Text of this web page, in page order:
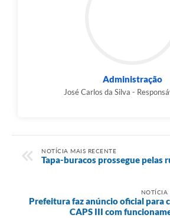
Administração
José Carlos da Silva -
NOTÍCIA MAIS RECENTE
Tapa-buracos prossegue pelas
NOTÍCIA
Prefeitura faz anúncio oficial para
CAPS III com